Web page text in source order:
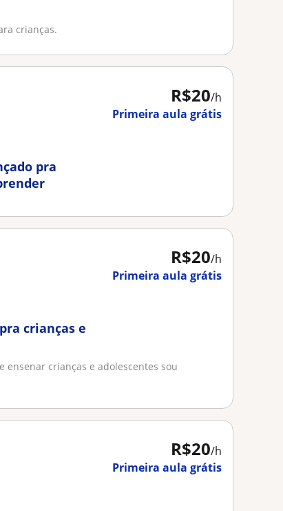
crianças.
R$20/h
Primeira aula grátis
pra
R$20/h
Primeira aula grátis
crianças e
crianças e adolescentes sou
R$20/h
Primeira aula grátis